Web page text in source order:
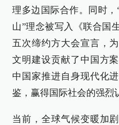
理多边国际合作。同时
山”理念被写入《联合国
五次缔约方大会宣言，
文明建设贡献了中国方
中国家推进自身现代化
鉴，赢得国际社会的强烈
当前，全球气候变暖加